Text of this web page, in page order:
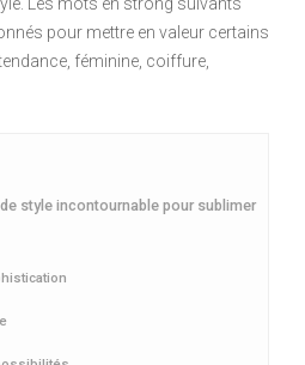
Les mots en strong suivants
pour mettre en valeur certains
féminine, coiffure,
style incontournable pour sublimer